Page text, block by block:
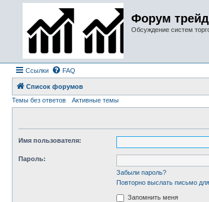
Форум
Обсуждение систем
Ссылки FAQ
Список форумов
Темы без ответов
Активные темы
Имя пользователя:
Пароль:
Забыли пароль?
Повторно выслать письмо
Запомнить меня